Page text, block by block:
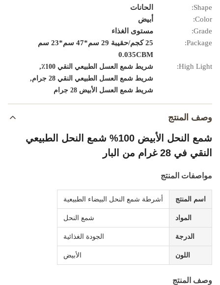
Shape:
الحانات
Color:
أبيض
Grade:
مستوى الغذاء
Package:
25 كجم/حقيبة 29 سم*47 سم*23 سم
0.035CBM
High Light:
شريط شمع العسل الطبيعي النقي 100٪ ,
شريط شمع العسل الطبيعي النقي 28 جرام ,
شريط شمع العسل الأبيض 28 جرام
وصف المنتج
شمع النحل الأبيض 100% شمع النحل الطبيعي
النقي في 28 غرام من البار
مواصفات المنتج
اسم المنتج أشرطة شمع النحل البيضاء الطبيعية
المواد شمع النحل
الدرجة الجودة الغذائية
اللون الأبيض
وصف المنتج